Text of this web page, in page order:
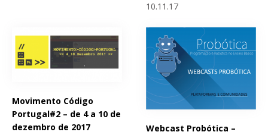
10.11.17
Movimento Código
Portugal#2 – de 4 a 10 de
dezembro de 2017
Webcast Probótica –